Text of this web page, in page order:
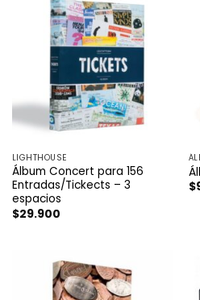
LIGHTHOUSE
Álbum Concert para 156
Entradas/Tickects – 3
espacios
$29.900
$